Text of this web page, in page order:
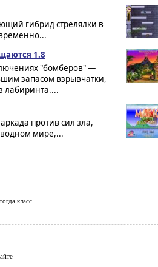
гибрид стрелялки в
1.8
"бомберов" —
запасом взрывчатки,
лабиринта....
против сил зла,
мире,...
класс